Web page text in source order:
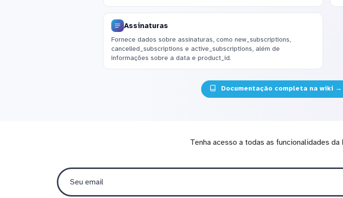
Assinaturas
Fornece dados sobre assinaturas, como new_subscriptions,
cancelled_subscriptions e active_subscriptions, além de
informações sobre a data e product_id.
Documentação completa na wiki →
Tenha acesso a todas as funcionalidades